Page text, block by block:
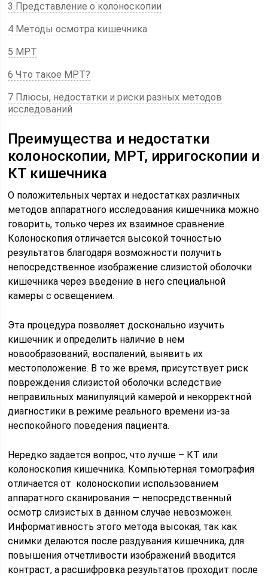
3 Представление о колоноскопии
4 Методы осмотра кишечника
5 МРТ
6 Что такое МРТ?
7 Плюсы, недостатки и риски разных методов
исследований
Преимущества и недостатки
колоноскопии, МРТ, ирригоскопии и
КТ кишечника
О положительных чертах и недостатках различных
методов аппаратного исследования кишечника можно
говорить, только через их взаимное сравнение.
Колоноскопия отличается высокой точностью
результатов благодаря возможности получить
непосредственное изображение слизистой оболочки
кишечника через введение в него специальной
камеры с освещением.
Эта процедура позволяет досконально изучить
кишечник и определить наличие в нем
новообразований, воспалений, выявить их
местоположение. В то же время, присутствует риск
повреждения слизистой оболочки вследствие
неправильных манипуляций камерой и некорректной
диагностики в режиме реального времени из-за
неспокойного поведения пациента.
Нередко задается вопрос, что лучше – КТ или
колоноскопия кишечника. Компьютерная томография
отличается от колоноскопии использованием
аппаратного сканирования — непосредственный
осмотр слизистых в данном случае невозможен.
Информативность этого метода высокая, так как
снимки делаются после раздувания кишечника, для
повышения отчетливости изображений вводится
контраст, а расшифровка результатов проходит после